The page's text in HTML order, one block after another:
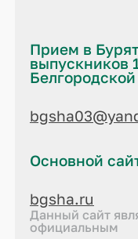
Прием в
выпускников
Основной
bgsha.ru
Данный сайт
официальным